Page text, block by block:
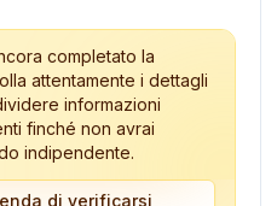
completato la
attentamente i dettagli
informazioni
finché non avrai
indipendente.
di verificarsi